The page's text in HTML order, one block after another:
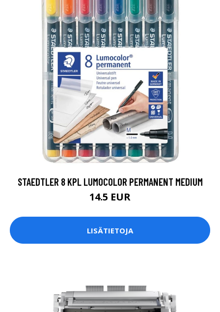
STAEDTLER 8 KPL LUMOCOLOR PERMANENT MEDIUM
14.5 EUR
LISÄTIETOJA